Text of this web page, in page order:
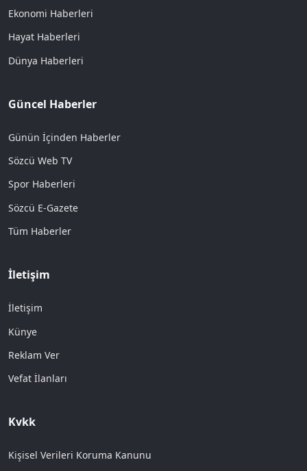
Ekonomi Haberleri
Hayat Haberleri
Dünya Haberleri
Güncel Haberler
Günün İçinden Haberler
Sözcü Web TV
Spor Haberleri
Sözcü E-Gazete
Tüm Haberler
İletişim
İletişim
Künye
Reklam Ver
Vefat İlanları
Kvkk
Kişisel Verileri Koruma Kanunu